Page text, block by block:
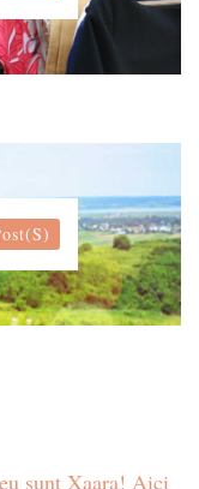
sunt Xaara! Aici